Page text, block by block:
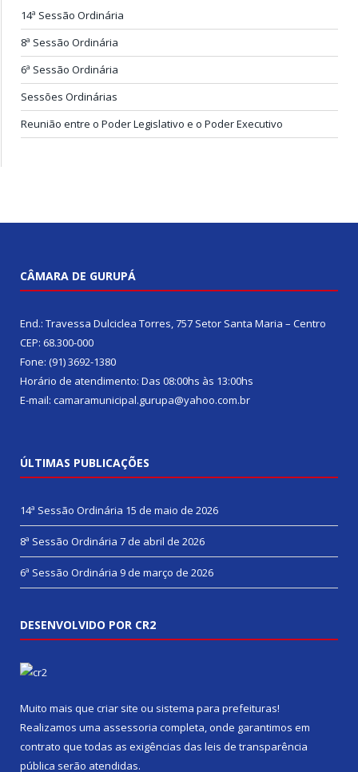
14ª Sessão Ordinária
8ª Sessão Ordinária
6ª Sessão Ordinária
Sessões Ordinárias
Reunião entre o Poder Legislativo e o Poder Executivo
CÂMARA DE GURUPÁ
End.: Travessa Dulciclea Torres, 757 Setor Santa Maria – Centro
CEP: 68.300-000
Fone: (91) 3692-1380
Horário de atendimento: Das 08:00hs às 13:00hs
E-mail: camaramunicipal.gurupa@yahoo.com.br
ÚLTIMAS PUBLICAÇÕES
14ª Sessão Ordinária 15 de maio de 2026
8ª Sessão Ordinária 7 de abril de 2026
6ª Sessão Ordinária 9 de março de 2026
DESENVOLVIDO POR CR2
Muito mais que criar site ou sistema para prefeituras!
Realizamos uma assessoria completa, onde garantimos em
contrato que todas as exigências das leis de transparência
pública serão atendidas.